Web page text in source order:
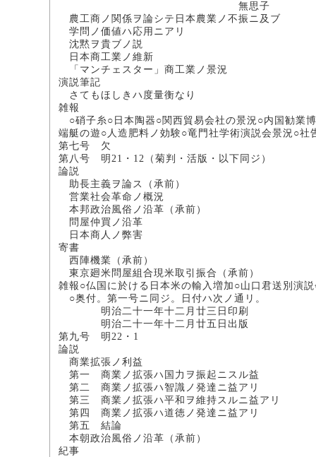
無思子
農工商ノ関係ヲ論シテ日本
学問ノ価値ハ応
沈黙ヲ貴ブノ
日本商工業ノ
「マンチェスター」
演説筆記
さてもほしきハ度量衡なり
雑報
○硝子糸○日本陶器○関西貿易会社の景況○内国勧業
端艇の遊○人造肥料ノ効験○竜門社学術演説会景況○社
第七号 欠
第八号 明21・12（菊判・活版・以下同ジ）
論説
助長主義ヲ論ス（承前
営業社会革命ノ
本邦政治風俗ノ沿革
問屋仲買ノ沿
日本商人ノ弊
寄書
西陣機業（承前
東京廻米問屋組合現米取引
雑報○仏国に於ける日本米の輸入増加○山口君送別演
○奥付。第一号ニ同ジ。日付ハ次ノ通リ。
明治二十一年十二月廿三日印刷
明治二十一年十二月廿五日出版
第九号 明22・1
論説
商業拡張ノ利益
第一 商業ノ拡張ハ国力ヲ
第二 商業ノ拡張ハ智識ノ発
第三 商業ノ拡張ハ平和ヲ維
第四 商業ノ拡張ハ道徳ノ発
第五 結論
本朝政治風俗ノ沿革
紀事